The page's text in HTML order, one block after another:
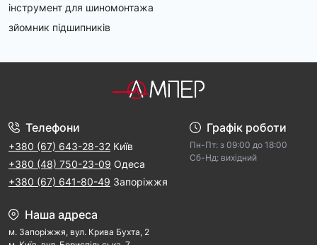
інструмент для шиномонтажа
зйомник підшипників
Телефони
+380 (67) 643-28-32 Київ
+380 (48) 750-23-09 Одеса
+380 (67) 641-80-49 Запоріжжя
Графік роботи
Пн-Пт: з 09:00 дo 18:00
Cб-Hд: виxідний
Наша адреса
м. Запорiжжя, вул. Крива Бухта, 2